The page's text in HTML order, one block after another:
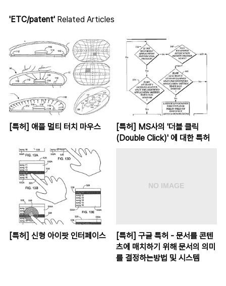
'ETC/patent' Related Articles
[특허] 애플 멀티 터치 마우스
[특허] MS사의 '더블 클릭
(Double Click)' 에 대한 특허
[특허] 신형 아이팟 인터페이스
[특허] 구글 특허 - 문서를 콘텐
츠에 매치하기 위해 문서의 의미
를 결정하는방법 및 시스템